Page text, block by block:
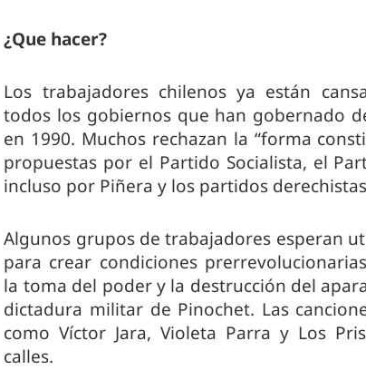
¿Que hacer?
Los trabajadores chilenos ya están
todos los gobiernos que han gobernado
en 1990. Muchos rechazan la “forma
propuestas por el Partido Socialista, el
incluso por Piñera y los partidos
Algunos grupos de trabajadores esperan
para crear condiciones
la toma del poder y la destrucción del
dictadura militar de Pinochet. Las
como Víctor Jara, Violeta Parra y Los
calles.